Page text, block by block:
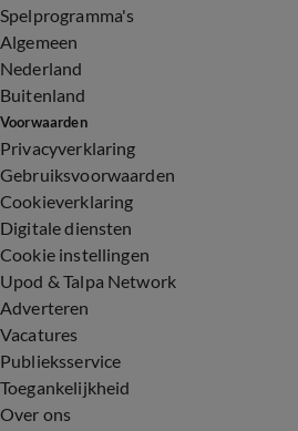
Spelprogramma's
Algemeen
Nederland
Buitenland
Voorwaarden
Privacyverklaring
Gebruiksvoorwaarden
Cookieverklaring
Digitale diensten
Cookie instellingen
Upod & Talpa Network
Adverteren
Vacatures
Publieksservice
Toegankelijkheid
Over ons